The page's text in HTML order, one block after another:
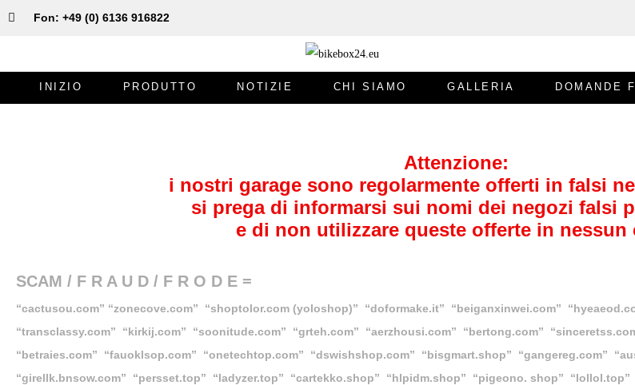
Fon: +49 (0) 6136 916822
INIZIO PRODUTTO NOTIZIE CHI SIAMO GALLERIA DOMANDE
Attenzione:
i nostri garage sono regolarmente offerti in falsi
si prega di informarsi sui nomi dei negozi falsi
e di non utilizzare queste offerte in nessun
SCAM / F R A U D / F R O D E =
“cactusou.com” “zonecove.com” “shoptolor.com (yoloshop)” “doformake.it” “beiganxinwei.com”
“transclassy.com” “kirkij.com” “soonitude.com” “grteh.com” “aerzhousi.com” “bertong.com”
“betraies.com” “fauoklsop.com” “onetechtop.com” “dswishshop.com” “bisgmart.shop” “gangereg.com”
“girellk.bnsow.com” “persset.top” “ladyzer.top” “cartekko.shop” “hlpidm.shop” “pigeono. shop” “lollol.top”